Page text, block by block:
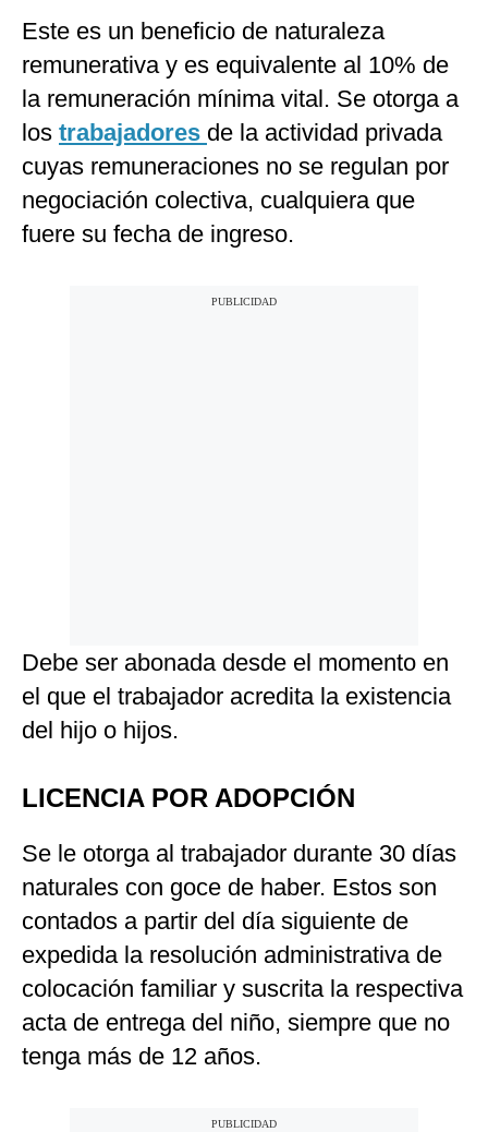
Este es un beneficio de naturaleza
remunerativa y es equivalente al 10% de
la remuneración mínima vital. Se otorga a
los trabajadores de la actividad privada
cuyas remuneraciones no se regulan por
negociación colectiva, cualquiera que
fuere su fecha de ingreso.
Debe ser abonada desde el momento en
el que el trabajador acredita la existencia
del hijo o hijos.
LICENCIA POR ADOPCIÓN
Se le otorga al trabajador durante 30 días
naturales con goce de haber. Estos son
contados a partir del día siguiente de
expedida la resolución administrativa de
colocación familiar y suscrita la respectiva
acta de entrega del niño, siempre que no
tenga más de 12 años.